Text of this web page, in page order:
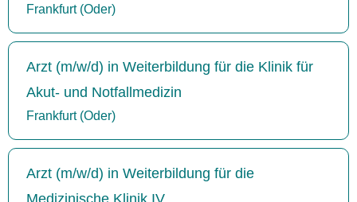
Frankfurt (Oder)
Arzt (m/w/d) in Weiterbildung für die Klinik für
Akut- und Notfallmedizin
Frankfurt (Oder)
Arzt (m/w/d) in Weiterbildung für die
Medizinische Klinik IV